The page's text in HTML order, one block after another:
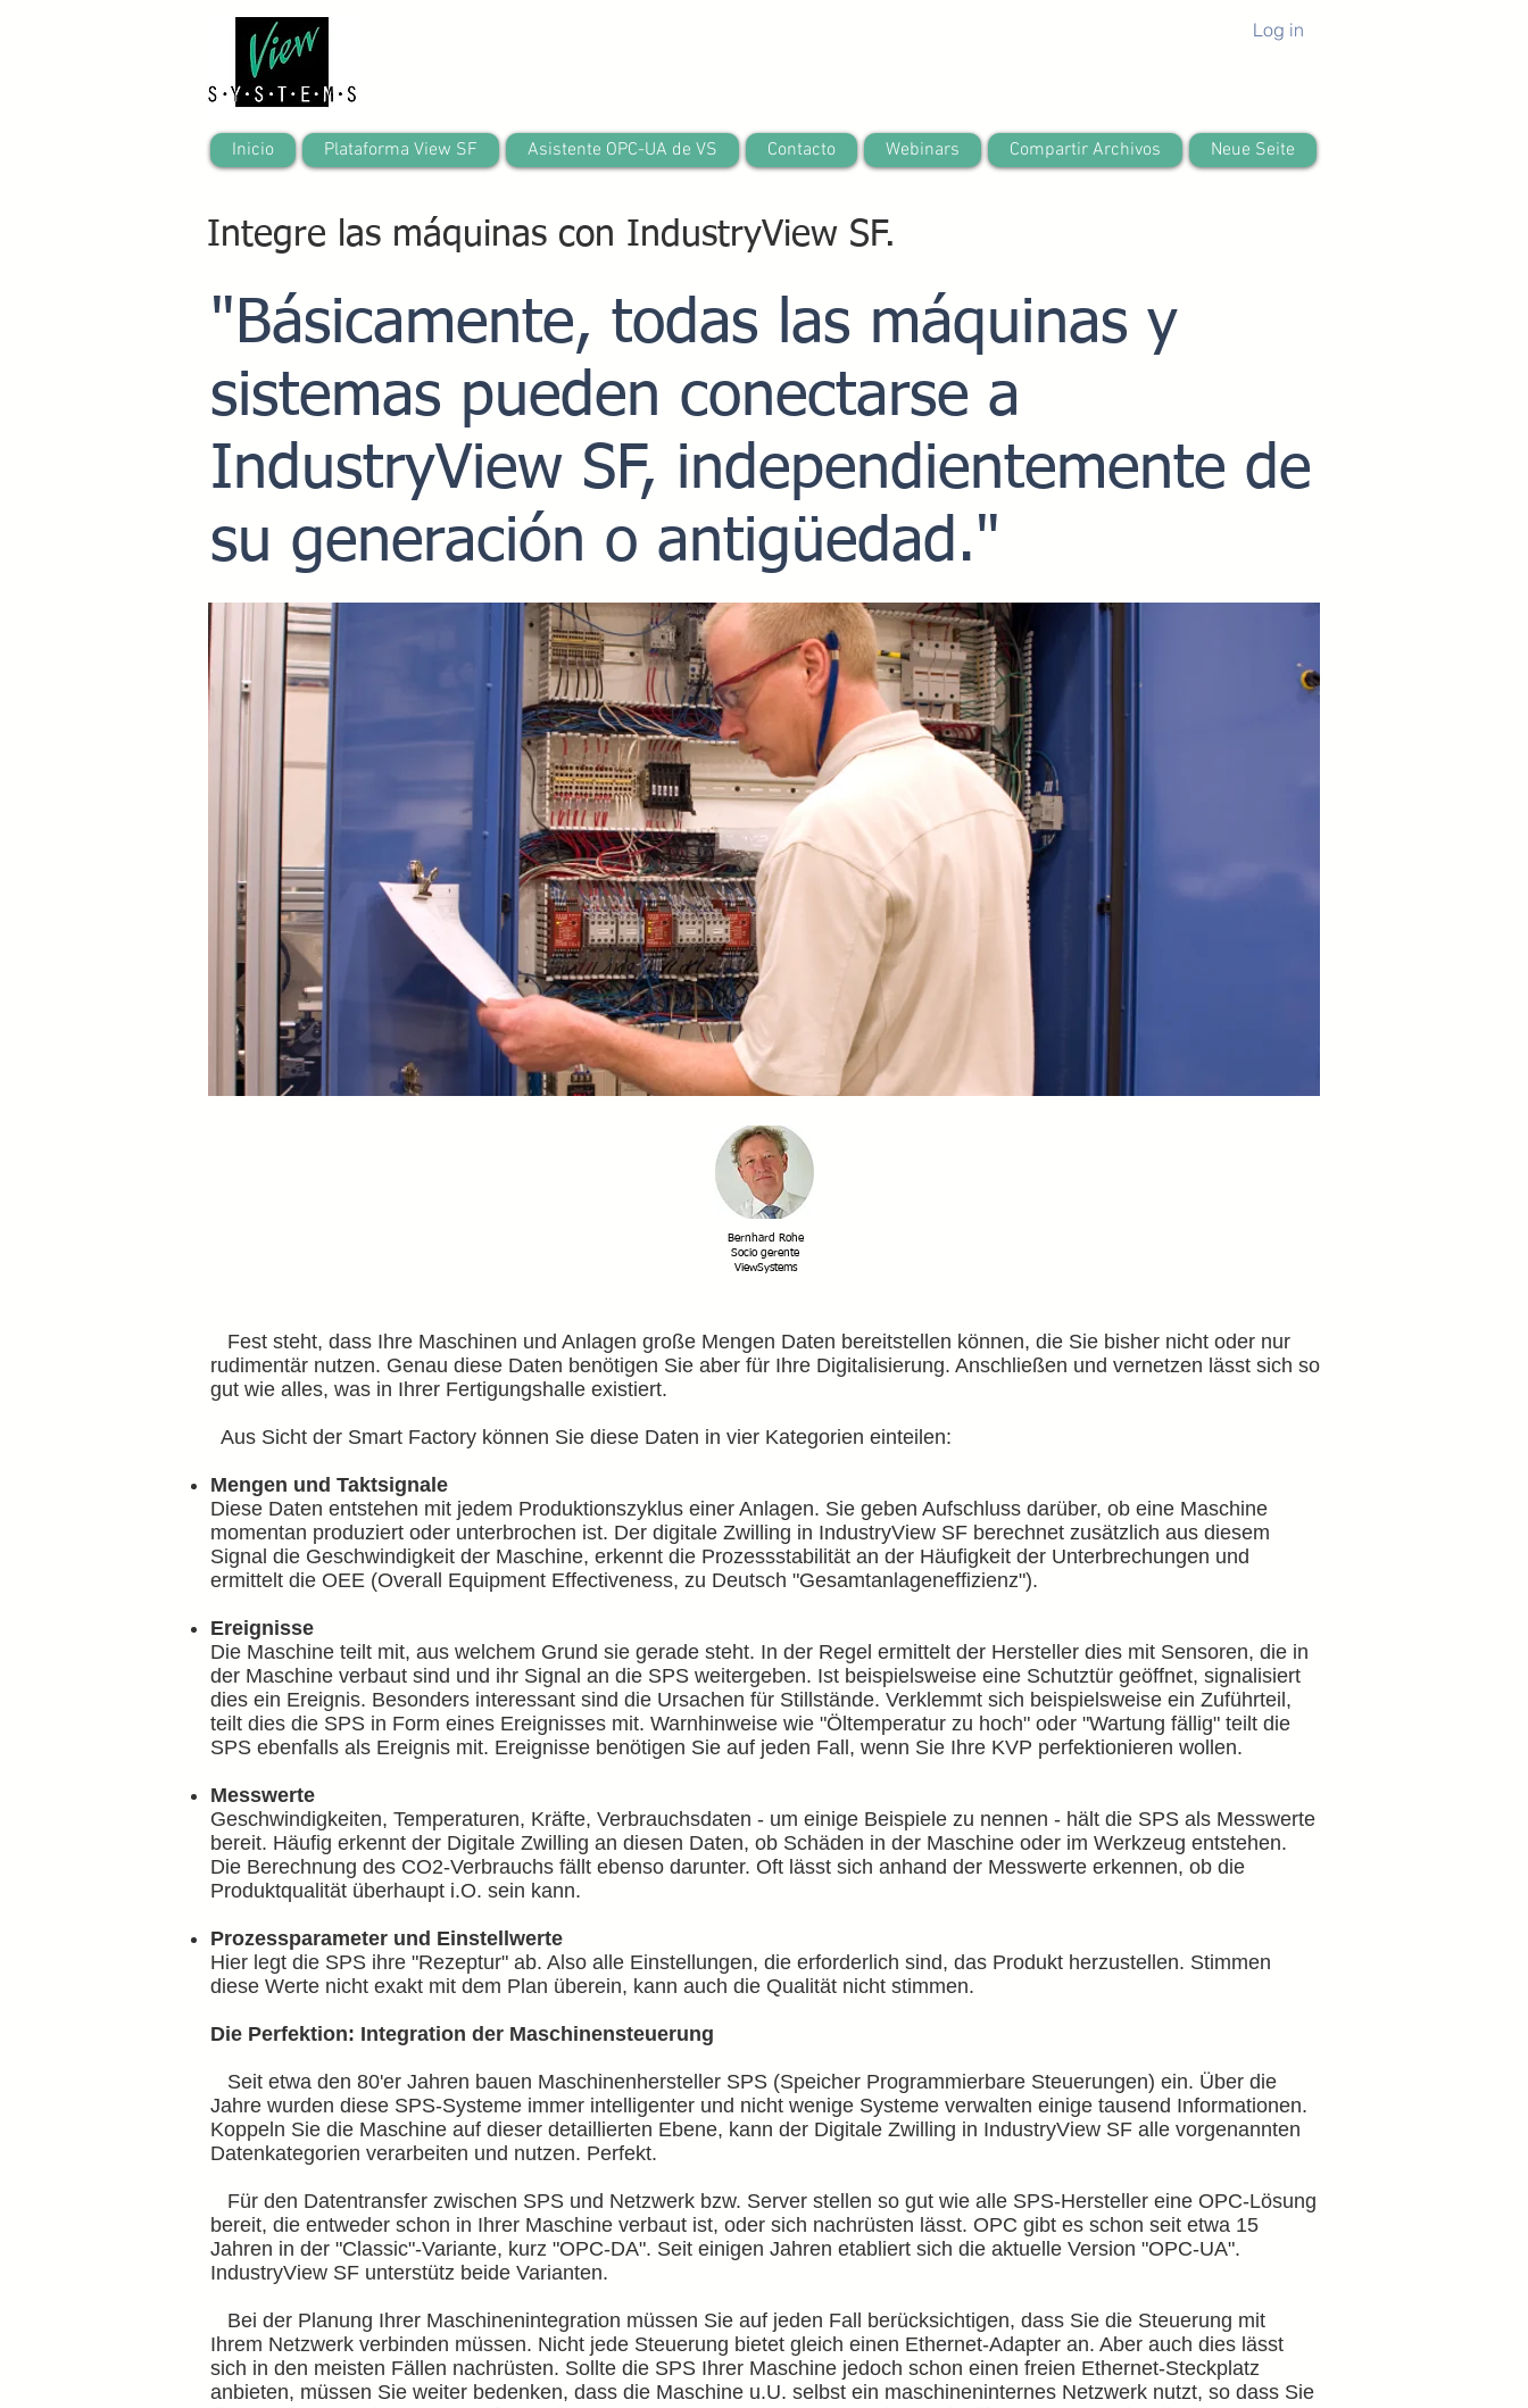
Log in
Inicio Plataforma View SF Asistente OPC-UA de VS Contacto Webinars Compartir Archivos Neue Seite
Integre las máquinas con IndustryView SF.
"Básicamente, todas las máquinas y
sistemas pueden conectarse a
IndustryView SF, independientemente de
su generación o antigüedad."
Bernhard Rohe
Socio gerente
ViewSystems
Fest steht, dass Ihre Maschinen und Anlagen große Mengen Daten bereitstellen können, die Sie bisher nicht oder nur
rudimentär nutzen. Genau diese Daten benötigen Sie aber für Ihre Digitalisierung. Anschließen und vernetzen lässt sich so
gut wie alles, was in Ihrer Fertigungshalle existiert.
Aus Sicht der Smart Factory können Sie diese Daten in vier Kategorien einteilen:
Mengen und Taktsignale
Diese Daten entstehen mit jedem Produktionszyklus einer Anlagen. Sie geben Aufschluss darüber, ob eine Maschine
momentan produziert oder unterbrochen ist. Der digitale Zwilling in IndustryView SF berechnet zusätzlich aus diesem
Signal die Geschwindigkeit der Maschine, erkennt die Prozessstabilität an der Häufigkeit der Unterbrechungen und
ermittelt die OEE (Overall Equipment Effectiveness, zu Deutsch "Gesamtanlageneffizienz").
Ereignisse
Die Maschine teilt mit, aus welchem Grund sie gerade steht. In der Regel ermittelt der Hersteller dies mit Sensoren, die in
der Maschine verbaut sind und ihr Signal an die SPS weitergeben. Ist beispielsweise eine Schutztür geöffnet, signalisiert
dies ein Ereignis. Besonders interessant sind die Ursachen für Stillstände. Verklemmt sich beispielsweise ein Zuführteil,
teilt dies die SPS in Form eines Ereignisses mit. Warnhinweise wie "Öltemperatur zu hoch" oder "Wartung fällig" teilt die
SPS ebenfalls als Ereignis mit. Ereignisse benötigen Sie auf jeden Fall, wenn Sie Ihre KVP perfektionieren wollen.
Messwerte
Geschwindigkeiten, Temperaturen, Kräfte, Verbrauchsdaten - um einige Beispiele zu nennen - hält die SPS als Messwerte
bereit. Häufig erkennt der Digitale Zwilling an diesen Daten, ob Schäden in der Maschine oder im Werkzeug entstehen.
Die Berechnung des CO2-Verbrauchs fällt ebenso darunter. Oft lässt sich anhand der Messwerte erkennen, ob die
Produktqualität überhaupt i.O. sein kann.
Prozessparameter und Einstellwerte
Hier legt die SPS ihre "Rezeptur" ab. Also alle Einstellungen, die erforderlich sind, das Produkt herzustellen. Stimmen
diese Werte nicht exakt mit dem Plan überein, kann auch die Qualität nicht stimmen.
Die Perfektion: Integration der Maschinensteuerung
Seit etwa den 80'er Jahren bauen Maschinenhersteller SPS (Speicher Programmierbare Steuerungen) ein. Über die
Jahre wurden diese SPS-Systeme immer intelligenter und nicht wenige Systeme verwalten einige tausend Informationen.
Koppeln Sie die Maschine auf dieser detaillierten Ebene, kann der Digitale Zwilling in IndustryView SF alle vorgenannten
Datenkategorien verarbeiten und nutzen.​ Perfekt.
Für den Datentransfer zwischen SPS und Netzwerk bzw. Server stellen so gut wie alle SPS-Hersteller eine OPC-Lösung
bereit, die entweder schon in Ihrer Maschine verbaut ist, oder sich nachrüsten lässt. OPC gibt es schon seit etwa 15
Jahren in der "Classic"-Variante, kurz "OPC-DA". Seit einigen Jahren etabliert sich die aktuelle Version "OPC-UA".
IndustryView SF unterstütz beide Varianten.
Bei der Planung Ihrer Maschinenintegration müssen Sie auf jeden Fall berücksichtigen, dass Sie die Steuerung mit
Ihrem Netzwerk verbinden müssen. Nicht jede Steuerung bietet gleich einen Ethernet-Adapter an. Aber auch dies lässt
sich in den meisten Fällen nachrüsten. Sollte die SPS Ihrer Maschine jedoch schon einen freien Ethernet-Steckplatz
anbieten, müssen Sie weiter bedenken, dass die Maschine u.U. selbst ein maschineninternes Netzwerk nutzt, so dass Sie